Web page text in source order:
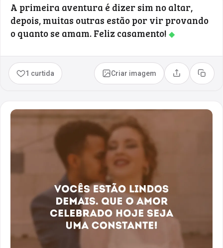
A primeira aventura é dizer sim no altar,
depois, muitas outras estão por vir provando
o quanto se amam. Feliz casamento! ◆
1 curtida Criar imagem Compartilhar
Copiar